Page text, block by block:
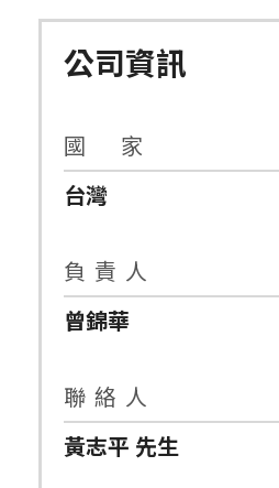
公司資訊
國 家
台灣
負 責 人
曾錦華
聯 絡 人
黃志平 先生